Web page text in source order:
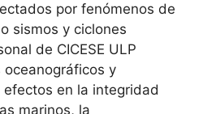
por fenómenos de
sismos y ciclones
de CICESE ULP
y
efectos en la integridad
marinos, la